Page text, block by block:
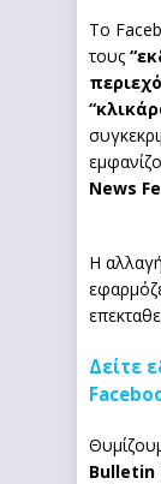
Το
τους
News
Η
Δείτε
Bulletin